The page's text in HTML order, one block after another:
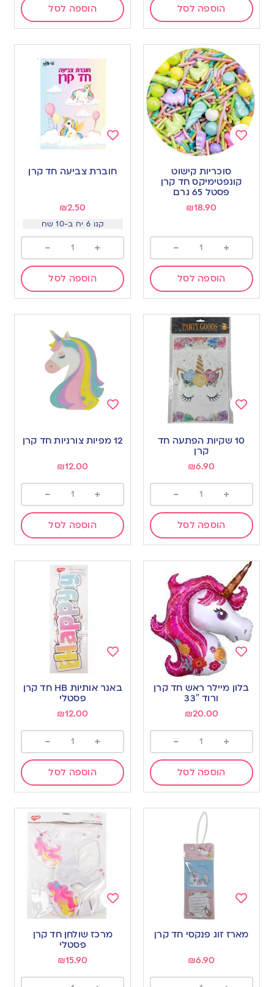
הוספה לסל הוספה לסל
wishlist
סוכריות קישוט
קונפטימיקס חד קרן
פסטל 65 גרם
₪18.90
+
-
הוספה לסל
Add
to
wishlist
חוברת צביעה חד קרן
₪2.50
קנו 6 יח ב-10 שח
+
-
הוספה לסל
Add
to
wishlist
10 שקיות הפתעה חד
קרן
₪6.90
+
-
הוספה לסל
to
12 מפיות צורניות חד קרן
₪12.00
+
-
הוספה לסל
to
wishlist
בלון מיילר ראש חד קרן
ורוד 33″
₪20.00
+
-
הוספה לסל
to
wishlist
באנר אותיות HB חד קרן
פסטלי
₪12.00
+
-
הוספה לסל
to
מארז זוג פנקסי חד קרן
₪6.90
Add
מרכז שולחן חד קרן
פסטלי
₪15.90